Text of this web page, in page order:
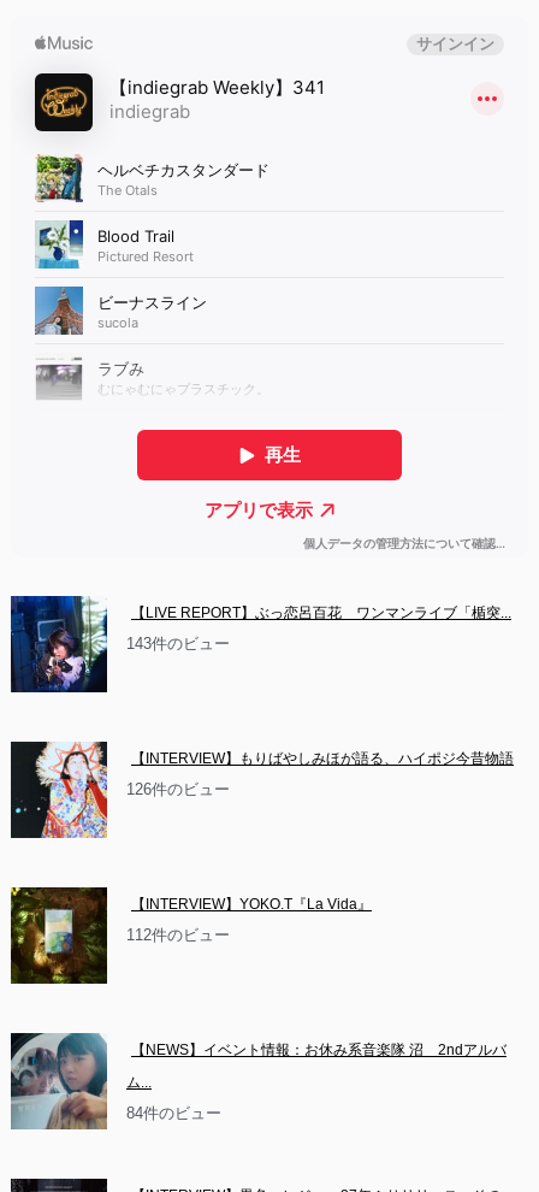
【LIVE REPORT】ぶっ恋呂百花　ワンマンライブ「楯突...
143件のビュー
【INTERVIEW】もりばやしみほが語る、ハイポジ今昔物語
126件のビュー
【INTERVIEW】YOKO.T『La Vida』
112件のビュー
【NEWS】イベント情報：お休み系音楽隊 沼　2ndアルバ
ム...
84件のビュー